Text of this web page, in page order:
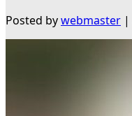
Posted bywebmaster |